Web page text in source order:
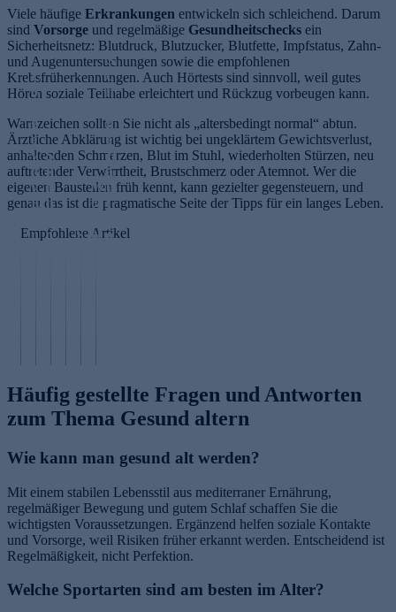
Viele häufige Erkrankungen entwickeln sich schleichend. Darum
sind Vorsorge und regelmäßige Gesundheitschecks ein
Sicherheitsnetz: Blutdruck, Blutzucker, Blutfette, Impfstatus, Zahn-
und Augenuntersuchungen sowie die empfohlenen
Krebsfrüherkennungen. Auch Hörtests sind sinnvoll, weil gutes
Hören soziale Teilhabe erleichtert und Rückzug vorbeugen kann.
Warnzeichen sollten Sie nicht als „altersbedingt normal“ abtun.
Ärztliche Abklärung ist wichtig bei ungeklärtem Gewichtsverlust,
anhaltenden Schmerzen, Blut im Stuhl, wiederholten Stürzen, neu
auftretender Verwirrtheit, Brustschmerz oder Atemnot. Wer die
eigenen Baustellen früh kennt, kann gezielter gegensteuern, und
genau das ist die pragmatische Seite der Tipps für ein langes Leben.
Empfohlene Artikel
L
o
g
e
v
it
y
E
n
S
k
i
n
o
S
W
ec
el
S
c
h
n
e
H
a
u
t
o
Häufig gestellte Fragen und Antworten
zum Thema Gesund altern
Wie kann man gesund alt werden?
Mit einem stabilen Lebensstil aus mediterraner Ernährung,
regelmäßiger Bewegung und gutem Schlaf schaffen Sie die
wichtigsten Voraussetzungen. Ergänzend helfen soziale Kontakte
und Vorsorge, weil Risiken früher erkannt werden. Entscheidend ist
Regelmäßigkeit, nicht Perfektion.
Welche Sportarten sind am besten im Alter?